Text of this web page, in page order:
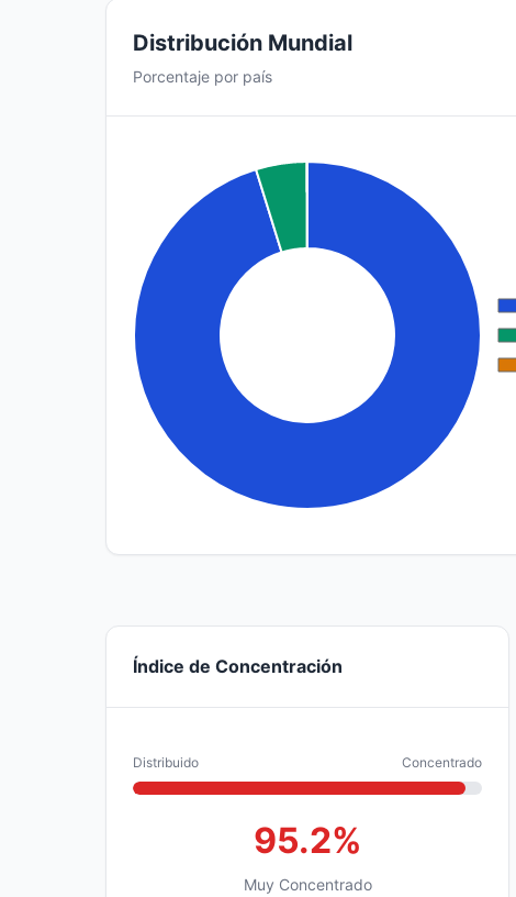
Distribución Mundial
Porcentaje por país
Índice de Concentración
Distribuido Concentrado
95.2%
Muy Concentrado